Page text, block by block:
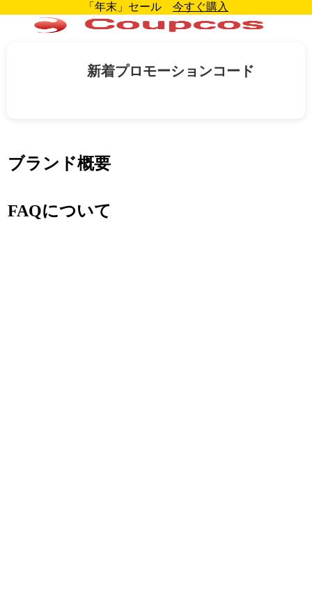
「年末」セール 今すぐ購入
新着プロモーションコード
ブランド概要
FAQについて